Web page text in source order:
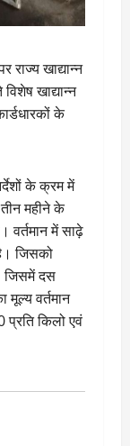
राज्य खाद्यान्न
खाद्यान्न
के
के क्रम में
महीने के
वर्तमान में साढ़े
जिसको
जिसमें दस
वर्तमान
प्रति किलो एवं